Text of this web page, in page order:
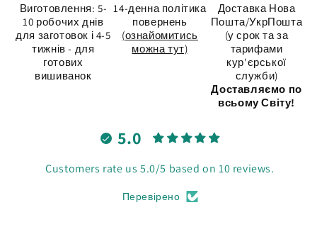
Виготовлення: 5-
10 робочих днів
для заготовок і 4-5
тижнів - для
готових
вишиванок
14-денна політика
повернень
(ознайомитись
можна тут)
Доставка Нова
Пошта/УкрПошта
(у срок та за
тарифами
кур'єрської
служби)
Доставляємо по
всьому Світу!
5.0
Customers rate us 5.0/5 based on 10 reviews.
Перевірено